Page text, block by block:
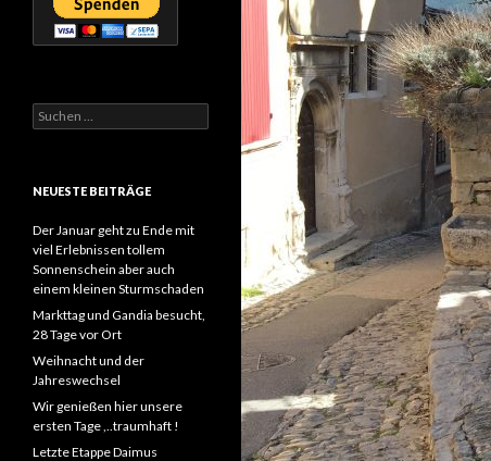
Suchen
nach:
NEUESTE BEITRÄGE
Der Januar geht zu Ende mit
viel Erlebnissen tollem
Sonnenschein aber auch
einem kleinen Sturmschaden
Markttag und Gandia besucht,
28 Tage vor Ort
Weihnacht und der
Jahreswechsel
Wir genießen hier unsere
ersten Tage ,..traumhaft !
Letzte Etappe Daimus